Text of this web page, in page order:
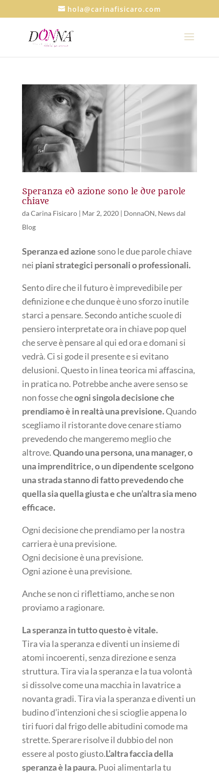
hola@carinafisicaro.com
Speranza ed azione sono le due parole
chiave
daCarina Fisicaro| Mar 2, 2020| DonnaON, News dal
Blog
Speranza ed azionesono le due parole chiave
nei piani strategici personali o professionali.
Sento dire che il futuro è imprevedibile per
definizione e che dunque è uno sforzo inutile
starci a pensare. Secondo antiche scuole di
pensiero interpretate ora in chiave pop quel
che serve è pensare al qui ed ora e domani si
vedrà. Ci si gode il presente e si evitano
delusioni. Questo in linea teorica mi affascina,
in pratica no. Potrebbe anche avere senso se
non fosse cheogni singola decisione che
prendiamo è in realtà una previsione.Quando
scegliamo il ristorante dove cenare stiamo
prevedendo che mangeremo meglio che
altrove.Quando una persona, una manager, o
una imprenditrice, o un dipendente scelgono
una strada stanno di fatto prevedendo che
quella sia quella giusta e che un’altra sia meno
efficace.
Ogni decisione che prendiamo per la nostra
carriera è una previsione.
Ogni decisione è una previsione.
Ogni azione è una previsione.
Anche se non ci riflettiamo, anche se non
proviamo a ragionare.
La speranza in tutto questo è vitale.
Tira via la speranza e diventi un insieme di
atomi incoerenti, senza direzione e senza
struttura. Tira via la speranza e la tua volontà
si dissolve come una macchia in lavatrice a
novanta gradi. Tira via la speranza e diventi un
budino d’intenzioni che si scioglie appena lo
tiri fuori dal frigo delle abitudini comode ma
strette. Sperare risolve il dubbio del non
essere al posto giusto.L’altra faccia della
speranza è la paura.Puoi alimentarla tu